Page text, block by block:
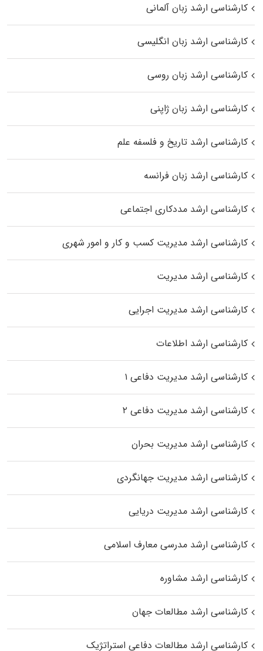
کارشناسی ارشد زبان آلمانی
کارشناسی ارشد زبان انگلیسی
کارشناسی ارشد زبان روسی
کارشناسی ارشد زبان ژاپنی
کارشناسی ارشد تاریخ و فلسفه علم
کارشناسی ارشد زبان فرانسه
کارشناسی ارشد مددکاری اجتماعی
کارشناسی ارشد مدیریت کسب و کار و امور شهری
کارشناسی ارشد مدیریت
کارشناسی ارشد مدیریت اجرایی
کارشناسی ارشد اطلاعات
کارشناسی ارشد مدیریت دفاعی ۱
کارشناسی ارشد مدیریت دفاعی ۲
کارشناسی ارشد مدیریت بحران
کارشناسی ارشد مدیریت جهانگردی
کارشناسی ارشد مدیریت دریایی
کارشناسی ارشد مدرسی معارف اسلامی
کارشناسی ارشد مشاوره
کارشناسی ارشد مطالعات جهان
کارشناسی ارشد مطالعات دفاعی استراتژیک